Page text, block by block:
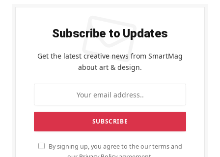
Subscribe to Updates
Get the latest creative news from SmartMag
about art & design.
By signing up, you agree to the our terms and